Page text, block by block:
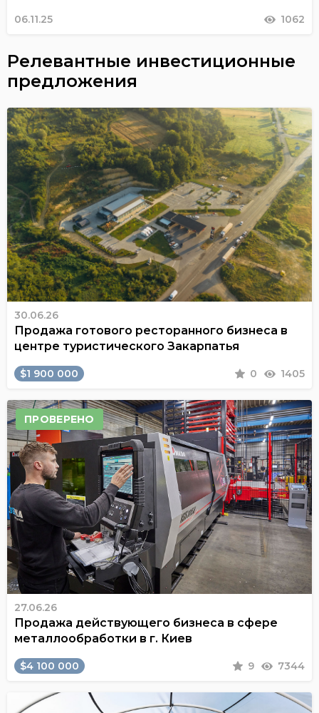
06.11.25 1062
Релевантные инвестиционные
предложения
30.06.26
Продажа готового ресторанного бизнеса в
центре туристического Закарпатья
$1 900 000 0 1405
ПРОВЕРЕНО
27.06.26
Продажа действующего бизнеса в сфере
металлообработки в г. Киев
$4 100 000 9 7344